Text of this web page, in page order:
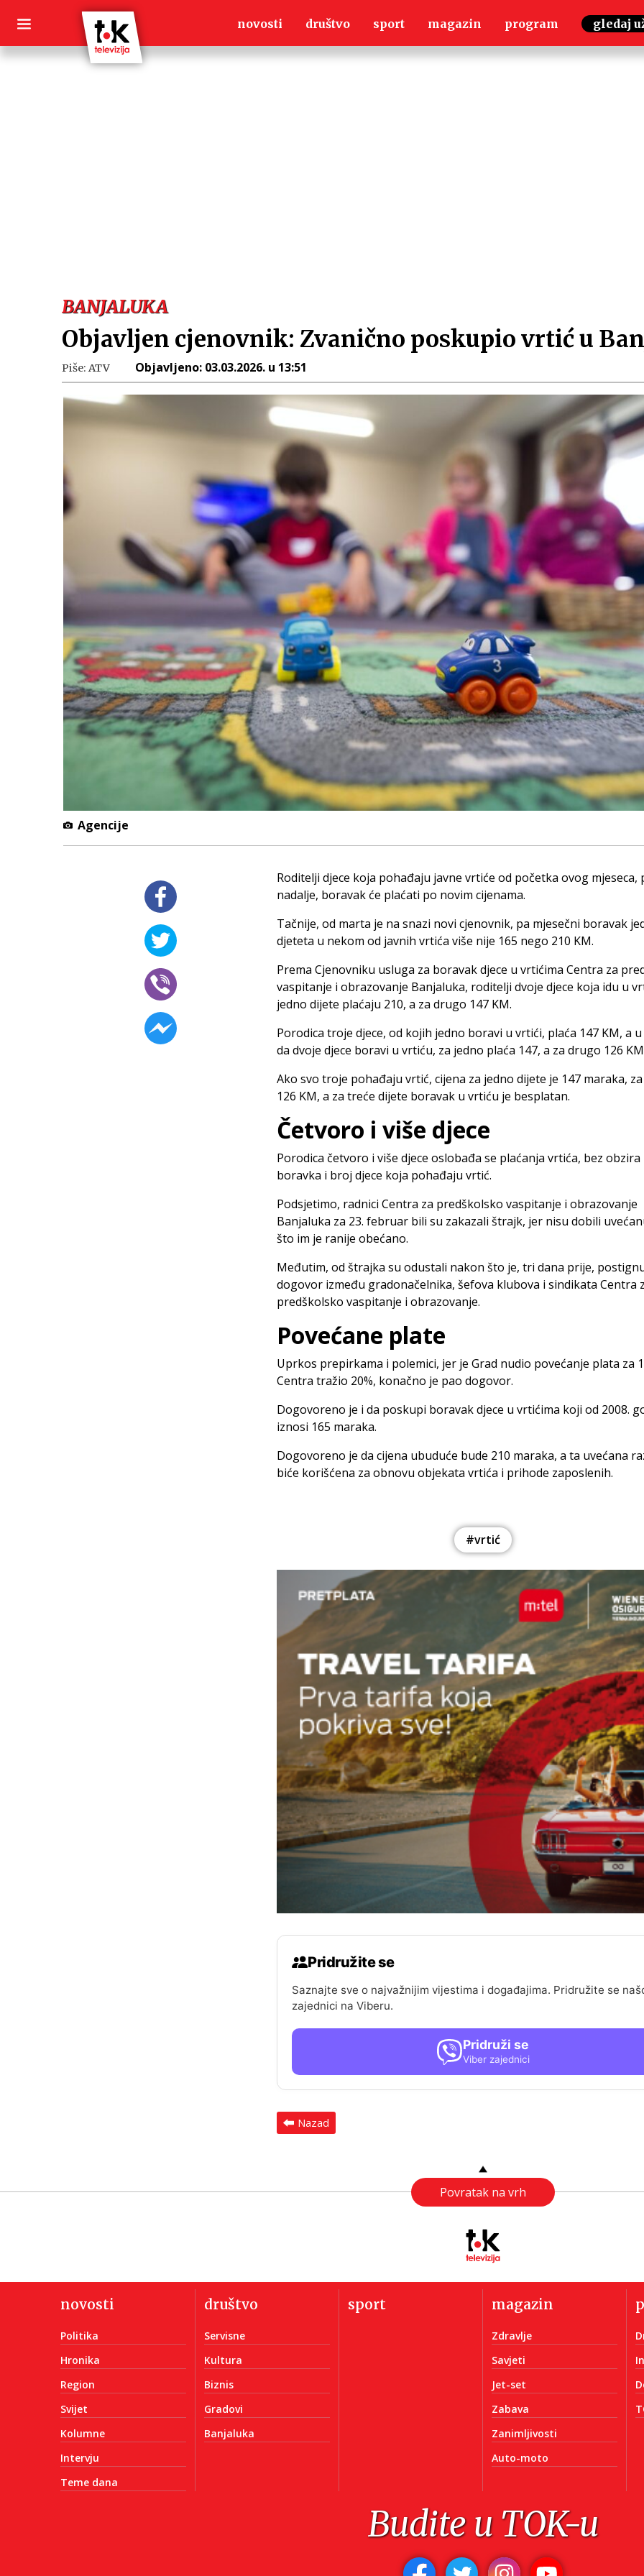
content
novosti društvo sport magazin program gledaj
BANJALUKA
Objavljen cjenovnik: Zvanično poskupio vrtić u
Piše: ATV Objavljeno: 03.03.2026. u 13:51
Agencije
Roditelji djece koja pohađaju javne vrtiće od početka ovog mjeseca,
nadalje, boravak će plaćati po novim cijenama.
Tačnije, od marta je na snazi novi cjenovnik, pa mjesečni boravak
djeteta u nekom od javnih vrtića više nije 165 nego 210 KM.
Prema Cjenovniku usluga za boravak djece u vrtićima Centra za
vaspitanje i obrazovanje Banjaluka, roditelji dvoje djece koja idu u
jedno dijete plaćaju 210, a za drugo 147 KM.
Porodica troje djece, od kojih jedno boravi u vrtići, plaća 147 KM, a
da dvoje djece boravi u vrtiću, za jedno plaća 147, a za drugo 126
Ako svo troje pohađaju vrtić, cijena za jedno dijete je 147 maraka,
126 KM, a za treće dijete boravak u vrtiću je besplatan.
Četvoro i više djece
Porodica četvoro i više djece oslobađa se plaćanja vrtića, bez
boravka i broj djece koja pohađaju vrtić.
Podsjetimo, radnici Centra za predškolsko vaspitanje i obrazovanje
Banjaluka za 23. februar bili su zakazali štrajk, jer nisu dobili
što im je ranije obećano.
Međutim, od štrajka su odustali nakon što je, tri dana prije,
dogovor između gradonačelnika, šefova klubova i sindikata Centra
predškolsko vaspitanje i obrazovanje.
Povećane plate
Uprkos prepirkama i polemici, jer je Grad nudio povećanje plata za
Centra tražio 20%, konačno je pao dogovor.
Dogovoreno je i da poskupi boravak djece u vrtićima koji od 2008.
iznosi 165 maraka.
Dogovoreno je da cijena ubuduće bude 210 maraka, a ta uvećana
biće korišćena za obnovu objekata vrtića i prihode zaposlenih.
#vrtić
Pridružite se
Saznajte sve o najvažnijim vijestima i događajima. Pridružite se
zajednici na Viberu.
Pridruži se
Viber zajednici
Nazad
Povratak na vrh
novosti
Politika
Hronika
Region
Svijet
Kolumne
Intervju
Teme dana
društvo
Servisne
Kultura
Biznis
Gradovi
Banjaluka
sport magazin
Zdravlje
Savjeti
Jet-set
Zabava
Zanimljivosti
Auto-moto
Budite u TOK-u